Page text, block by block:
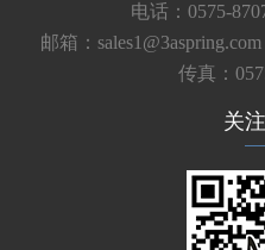
电话：0575-
邮箱：sales1@3aspring.com
传真：
关